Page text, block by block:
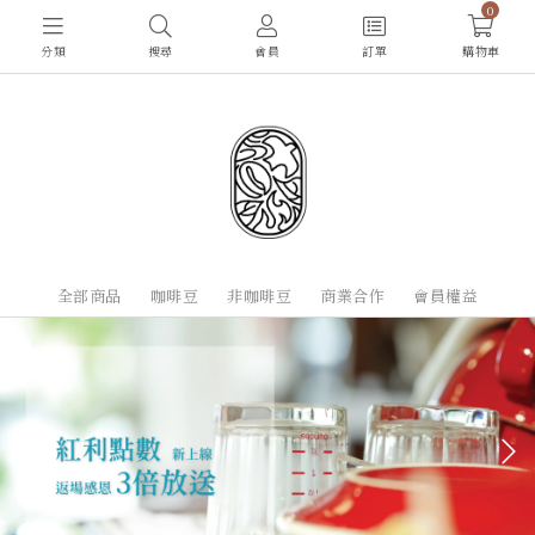
分類 搜尋 會員 訂單
0
購物車
全部商品 咖啡豆 非咖啡豆 商業合作 會員權益